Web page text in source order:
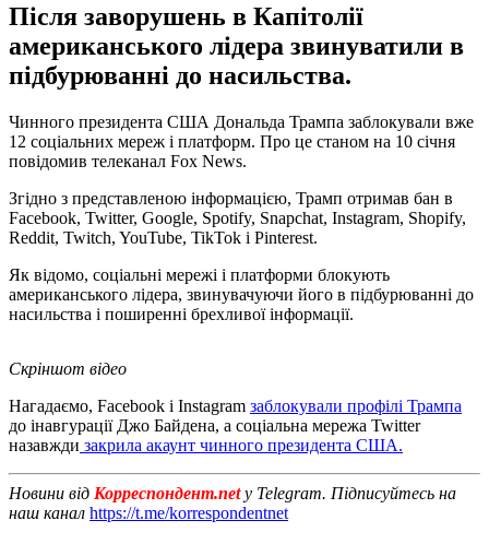
Після заворушень в Капітолії
американського лідера звинуватили в
підбурюванні до насильства.
Чинного президента США Дональда Трампа заблокували вже
12 соціальних мереж і платформ. Про це станом на 10 січня
повідомив телеканал Fox News.
Згідно з представленою інформацією, Трамп отримав бан в
Facebook, Twitter, Google, Spotify, Snapchat, Instagram, Shopify,
Reddit, Twitch, YouTube, TikTok і Pinterest.
Як відомо, соціальні мережі і платформи блокують
американського лідера, звинувачуючи його в підбурюванні до
насильства і поширенні брехливої ​​інформації.
Скріншот відео
Нагадаємо, Facebook і Instagram заблокували профілі Трампа
до інавгурації Джо Байдена, а соціальна мережа Twitter
назавжди закрила акаунт чинного президента США.
Новини від Корреспондент.net у Telegram. Підписуйтесь на
наш канал https://t.me/korrespondentnet